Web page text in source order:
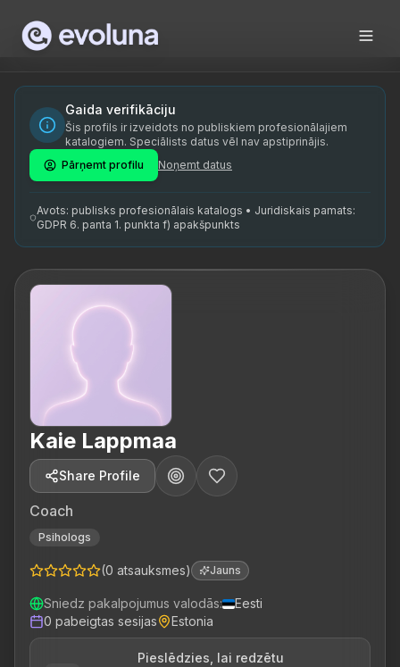
Kaie Lappmaa is a certified life coach providing
Kaie Lappmaa on spetsialiseerunud elucoachingule,
elucoach, life coach, isiklik areng, käitumise muutmine,
Gaida verifikāciju
Šis profils ir izveidots no publiskiem profesionālajiem
katalogiem. Speciālists datus vēl nav apstiprinājis.
Pārņemt profilu
Noņemt datus
Avots: publisks profesionālais katalogs • Juridiskais pamats:
GDPR 6. panta 1. punkta f) apakšpunkts
Kaie Lappmaa
Share Profile
Coach
Psihologs
(0 atsauksmes) Jauns
Sniedz pakalpojumus valodās:
Eesti
0 pabeigtas sesijas Estonia
Pieslēdzies, lai redzētu